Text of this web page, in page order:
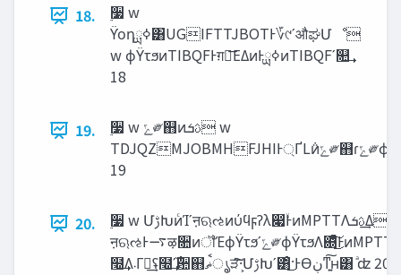
18.
࣮૷ w
ϔοηߦྻ͸UGIFTTJBOTͰ؆୯ʹऔಘՄೳ
w ϕΫτϧͷTIBQFͰग़ྗ͞ΕΔͷͰߦྻͷTIBQFʹ௚͢
18
19.
࣮૷ w ‫ݻ‬༗஋ͷ‫ࢉܭ‬ w
TDJQZMJOBMHFJHIͰ্ҐL݅ͷ‫ݻ‬༗஋ɾ‫ݻ‬༗ϕΫτϧͷΈΛൈ͖ग़͢͜ͱ͕Մೳ
19
20.
࣮૷ w ՄࢹԽͷͨΊʹऩଋઌͷύϥϝʔλ෇ۙͰͷMPTTΛ‫͢ࢉܭ‬Δ w
ऩଋઌͰ࠷ऴ૚ͷॏΈϕΫτϧʹ‫ݻ‬༗ϕΫτϧΛ଍ͯͦ͜͠ͰͷMPTTΛ‫ٻ‬ΊͯɼҾ͍ͯऩଋઌʹ
໭͢Λ‫܁‬Γฦ͢ʢ໭࣌͢ʹ਺஋‫ൃ͕ࠩޡ‬ੜͯ͠͠·͏͕ՄࢹԽʹ͸ͦ͜·ͰӨ‫͍ͳ͠ڹ‬ʜ͸ ͣʣ 20